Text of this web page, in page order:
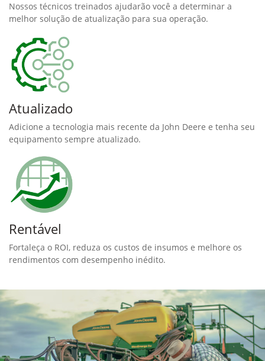
Nossos técnicos treinados ajudarão você a determinar a
melhor solução de atualização para sua operação.
Atualizado
Adicione a tecnologia mais recente da John Deere e tenha seu
equipamento sempre atualizado.
Rentável
Fortaleça o ROI, reduza os custos de insumos e melhore os
rendimentos com desempenho inédito.